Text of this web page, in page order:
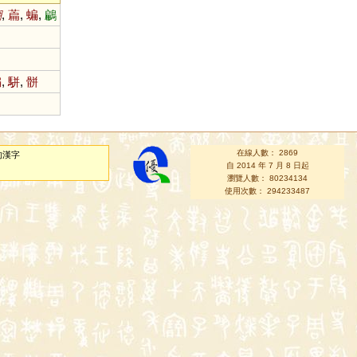
,萹,蝙,鶣
,駢,骿
漢字
在線人數： 2869
自 2014 年 7 月 8 日起
瀏覽人數： 80234134
使用次數： 294233487